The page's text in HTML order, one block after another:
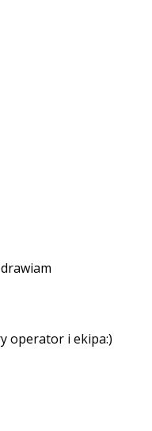
operator i ekipa:)